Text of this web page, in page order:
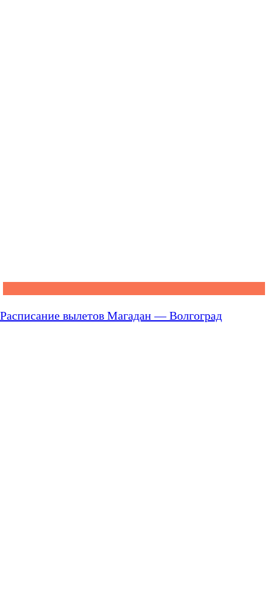
Расписание вылетов Магадан — Волгоград